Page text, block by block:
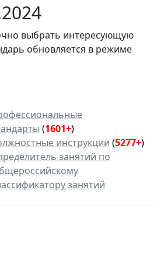
выбрать интересующую
обновляется в режиме
(1601+)
инструкции (5277+)
занятий по
занятий